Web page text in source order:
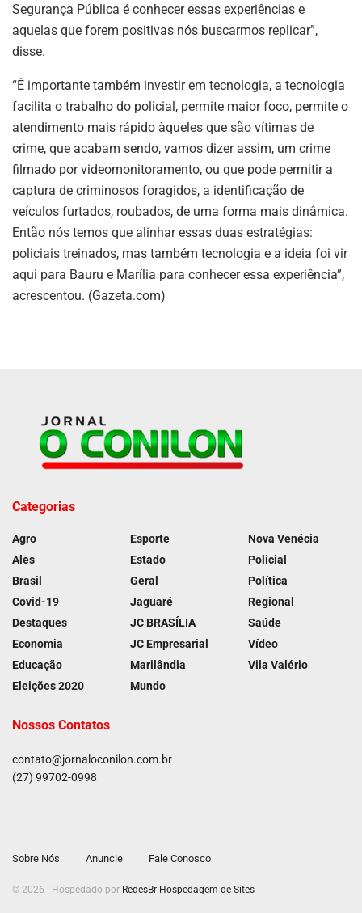
Segurança Pública é conhecer essas experiências e
aquelas que forem positivas nós buscarmos replicar”,
disse.
“É importante também investir em tecnologia, a tecnologia
facilita o trabalho do policial, permite maior foco, permite o
atendimento mais rápido àqueles que são vítimas de
crime, que acabam sendo, vamos dizer assim, um crime
filmado por videomonitoramento, ou que pode permitir a
captura de criminosos foragidos, a identificação de
veículos furtados, roubados, de uma forma mais dinâmica.
Então nós temos que alinhar essas duas estratégias:
policiais treinados, mas também tecnologia e a ideia foi vir
aqui para Bauru e Marília para conhecer essa experiência”,
acrescentou. (Gazeta.com)
Categorias
Agro
Ales
Brasil
Covid-19
Destaques
Economia
Educação
Eleições 2020
Esporte
Estado
Geral
Jaguaré
JC BRASÍLIA
JC Empresarial
Marilândia
Mundo
Nova Venécia
Policial
Política
Regional
Saúde
Vídeo
Vila Valério
Nossos Contatos
contato@jornaloconilon.com.br
(27) 99702-0998
Sobre Nós Anuncie Fale Conosco
© 2026 - Hospedado por RedesBr Hospedagem de Sites